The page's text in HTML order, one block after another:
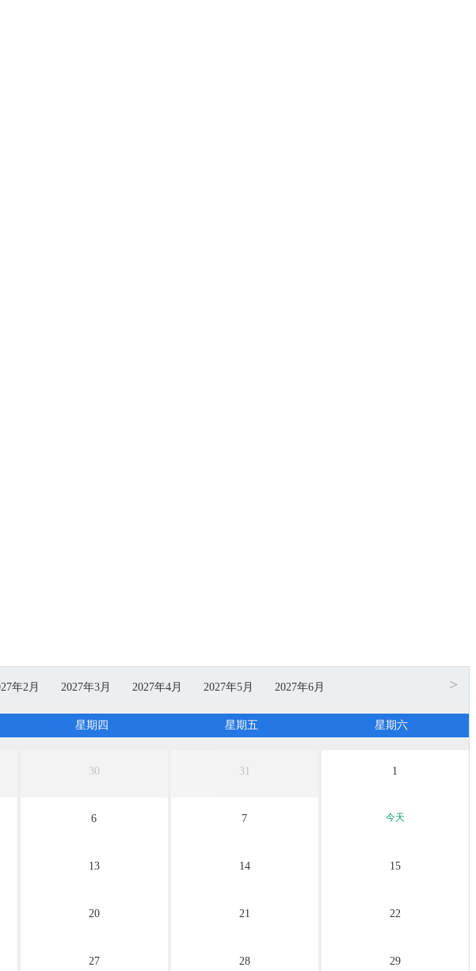
>
年2月 2027年3月 2027年4月 2027年5月 2027年6月
星期四 星期五 星期六
30 31 1
6 7 今天
13 14 15
20 21 22
27 28 29